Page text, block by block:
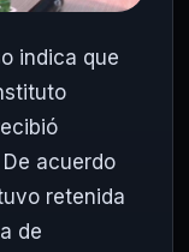
indica que
acuerdo
retenida
de